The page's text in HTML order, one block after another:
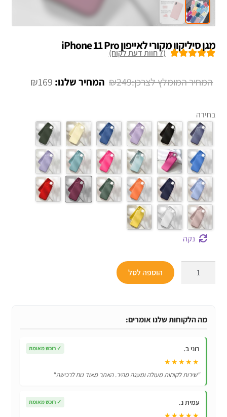
מגן סיליקון מקורי לאייפון iPhone 11 Pro
(
7חוות דעת לקוח)
₪249
המחיר
₪249.
₪169 המחיר
בחירה
נקה
מקורי
iPhone
הוספה לסל
מה הלקוחות שלנו אומרים:
רוני ב. ✓ רוכש מאומת
★★★★★
"שירות לקוחות מעולה ומענה מהיר. האתר מאוד נוח לרכישה."
עמית נ. ✓ רוכש מאומת